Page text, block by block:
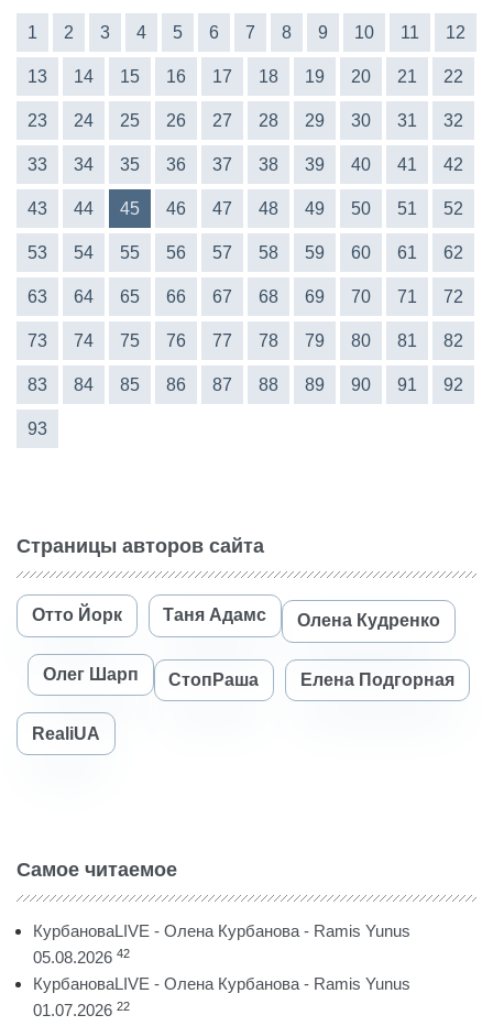
1 2 3 4 5 6 7 8 9 10 11 12
13 14 15 16 17 18 19 20 21 22
23 24 25 26 27 28 29 30 31 32
33 34 35 36 37 38 39 40 41 42
43 44 45 46 47 48 49 50 51 52
53 54 55 56 57 58 59 60 61 62
63 64 65 66 67 68 69 70 71 72
73 74 75 76 77 78 79 80 81 82
83 84 85 86 87 88 89 90 91 92
93
Страницы авторов сайта
Отто Йорк Таня Адамс Олена Кудренко
Олег Шарп СтопРаша Елена Подгорная
RealiUA
Самое читаемое
КурбановаLIVE - Олена Курбанова - Ramis Yunus
05.08.2026 42
КурбановаLIVE - Олена Курбанова - Ramis Yunus
01.07.2026 22